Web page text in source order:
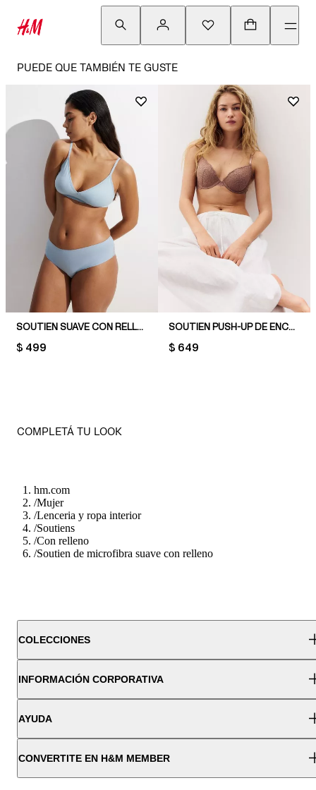
PUEDE QUE TAMBIÉN TE GUSTE
SOUTIEN SUAVE CON RELLENO SEAMLESS
PRICE:
$ 499
SOUTIEN PUSH-UP DE ENCAJE
PRICE:
$ 649
COMPLETÁ TU LOOK
hm.com
/Mujer
/Lenceria y ropa interior
/Soutiens
/Con relleno
/Soutien de microfibra suave con relleno
COLECCIONES
INFORMACIÓN CORPORATIVA
AYUDA
CONVERTITE EN H&M MEMBER